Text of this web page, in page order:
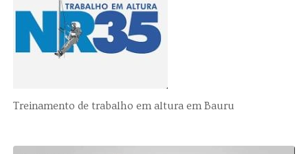
Treinamento de trabalho em altura em Bauru